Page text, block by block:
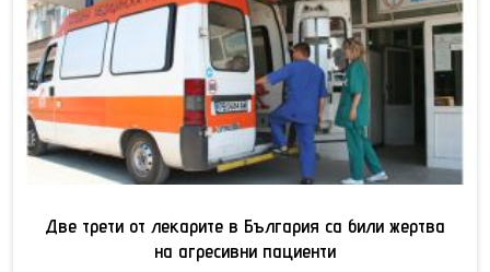
Две трети от лекарите в България са били жертва
на агресивни пациенти